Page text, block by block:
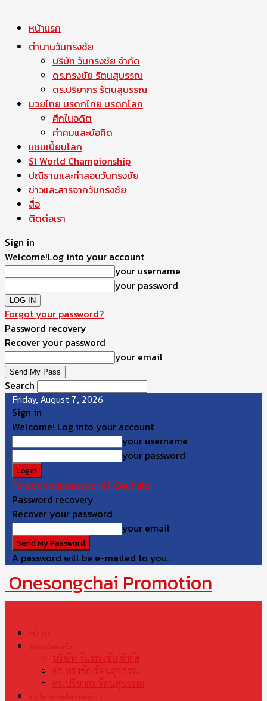
หน้าแรก
ตำนานวันทรงชัย
บริษัท วันทรงชัย จำกัด
ดร.ทรงชัย รัตนสุบรรณ
ดร.ปริยากร รัตนสุบรรณ
มวยไทย มรดกไทย มรดกโลก
ศึกในอดีต
คำคมและข้อคิด
แชมเปี้ยนโลก
S1 World Championship
ปณิธานและคำสอนวันทรงชัย
ข่าวและสารจากวันทรงชัย
สื่อ
ติดต่อเรา
Sign in
Welcome!Log into your account
your username
your password
Forgot your password?
Password recovery
Recover your password
your email
Search
Friday, August 7, 2026
Sign in
Welcome! Log into your account
your username
your password
Forgot your password? Get help
Password recovery
Recover your password
your email
A password will be e-mailed to you.
Onesongchai Promotion
หน้าแรก
ตำนานวันทรงชัย
บริษัท วันทรงชัย จำกัด
ดร.ทรงชัย รัตนสุบรรณ
ดร.ปริยากร รัตนสุบรรณ
มวยไทย มรดกไทย มรดกโลก